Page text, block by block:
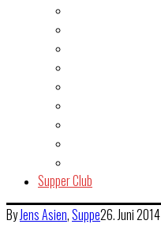
Supper Club
ByJensAsien,Suppe26. Juni 2014